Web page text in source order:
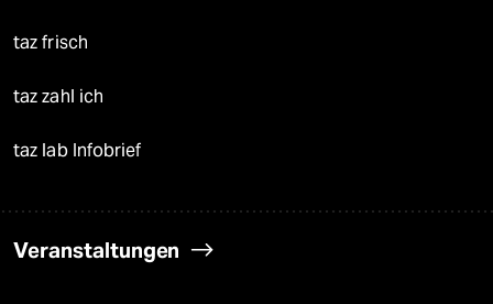
taz frisch
taz zahl ich
taz lab Infobrief
Veranstaltungen